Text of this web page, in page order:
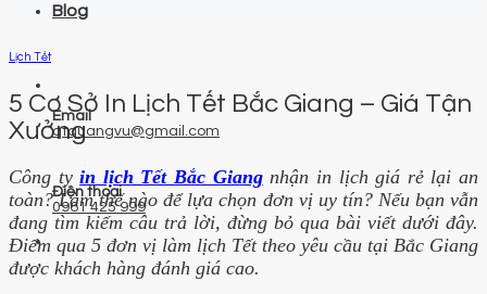
Email
qtquangvu@gmail.com
Điện thoại
0961 425 999
Blog
Lịch Tết
5 Cơ Sở In Lịch Tết Bắc Giang – Giá Tận
Xưởng
Công tyin lịch Tết Bắc Giangnhận in lịch giá rẻ lại an
toàn? Làm thế nào để lựa chọn đơn vị uy tín? Nếu bạn vẫn
đang tìm kiếm câu trả lời, đừng bỏ qua bài viết dưới đây.
Điểm qua 5 đơn vị làm lịch Tết theo yêu cầu tại Bắc Giang
được khách hàng đánh giá cao.